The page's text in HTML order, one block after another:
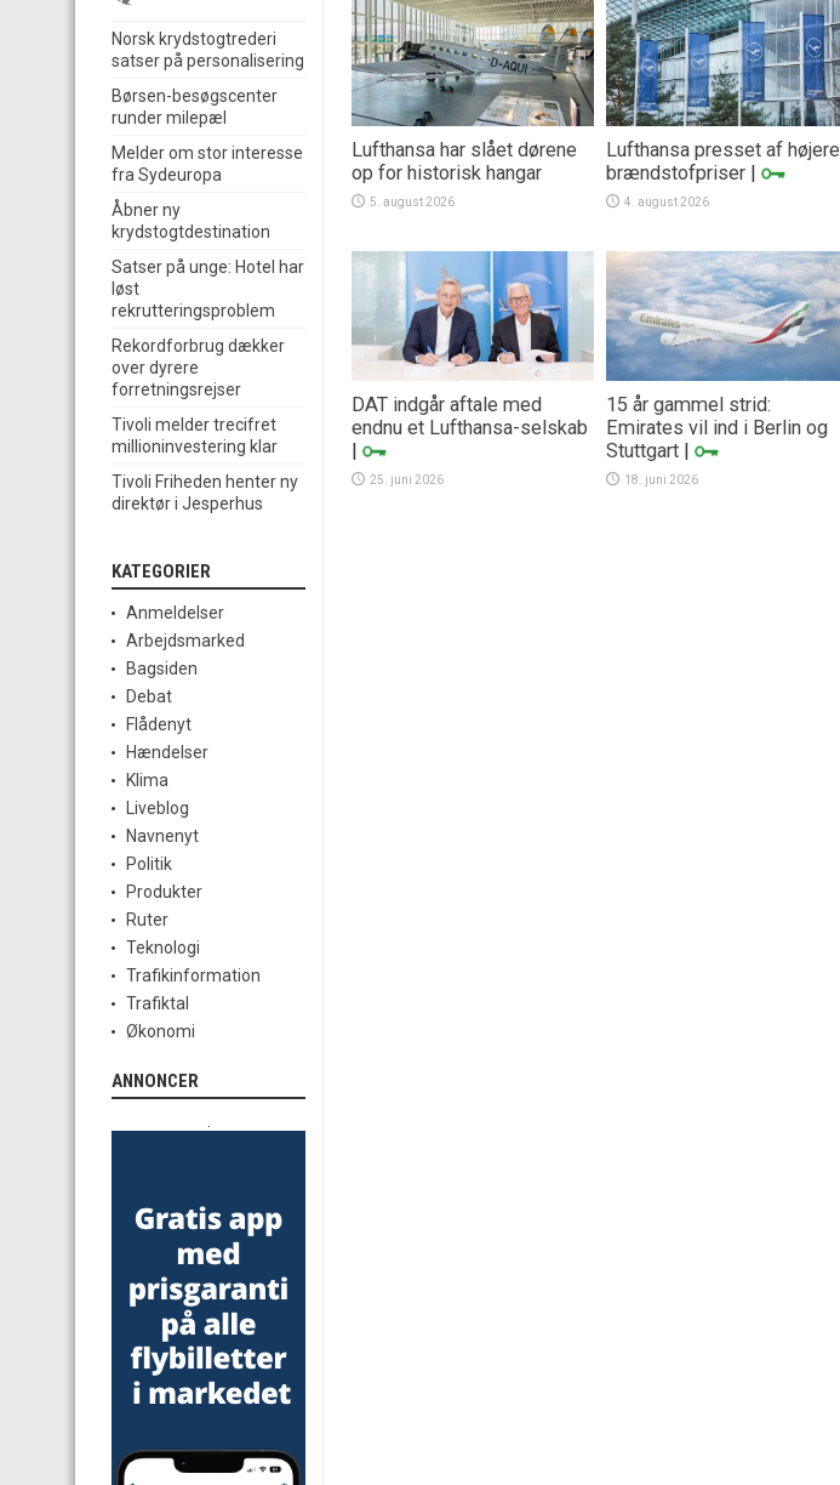
Lufthansa har slået dørene
op for historisk hangar
5. august 2026
Lufthansa presset af højere
brændstofpriser |
4. august 2026
DAT indgår aftale med
endnu et Lufthansa-selskab
|
25. juni 2026
15 år gammel strid:
Emirates vil ind i Berlin og
Stuttgart |
18. juni 2026
Norsk krydstogtrederi
satser på personalisering
Børsen-besøgscenter
runder milepæl
Melder om stor interesse
fra Sydeuropa
Åbner ny
krydstogtdestination
Satser på unge: Hotel har
løst
rekrutteringsproblem
Rekordforbrug dækker
over dyrere
forretningsrejser
Tivoli melder trecifret
millioninvestering klar
Tivoli Friheden henter ny
direktør i Jesperhus
KATEGORIER
Anmeldelser
Arbejdsmarked
Bagsiden
Debat
Flådenyt
Hændelser
Klima
Liveblog
Navnenyt
Politik
Produkter
Ruter
Teknologi
Trafikinformation
Trafiktal
Økonomi
ANNONCER